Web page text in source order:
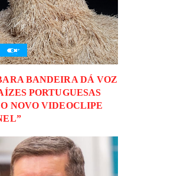
BANDEIRA DÁ VOZ
PORTUGUESAS
NOVO VIDEOCLIPE